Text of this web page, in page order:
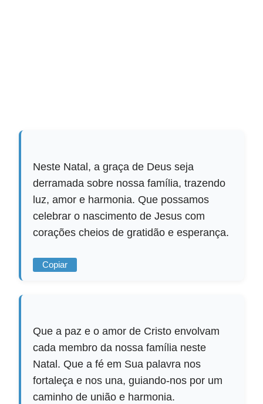
Neste Natal, a graça de Deus seja
derramada sobre nossa família, trazendo
luz, amor e harmonia. Que possamos
celebrar o nascimento de Jesus com
corações cheios de gratidão e esperança.
Copiar
Que a paz e o amor de Cristo envolvam
cada membro da nossa família neste
Natal. Que a fé em Sua palavra nos
fortaleça e nos una, guiando-nos por um
caminho de união e harmonia.